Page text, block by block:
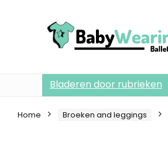
Bladeren door rubrieken
Home Broeken and leggings